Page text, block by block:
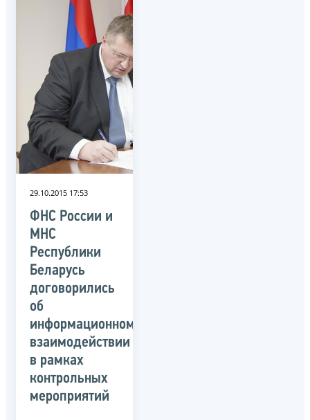
29.10.2015 17:53
ФНС России и
МНС
Республики
Беларусь
договорились
об
информационном
взаимодействии
в рамках
контрольных
мероприятий